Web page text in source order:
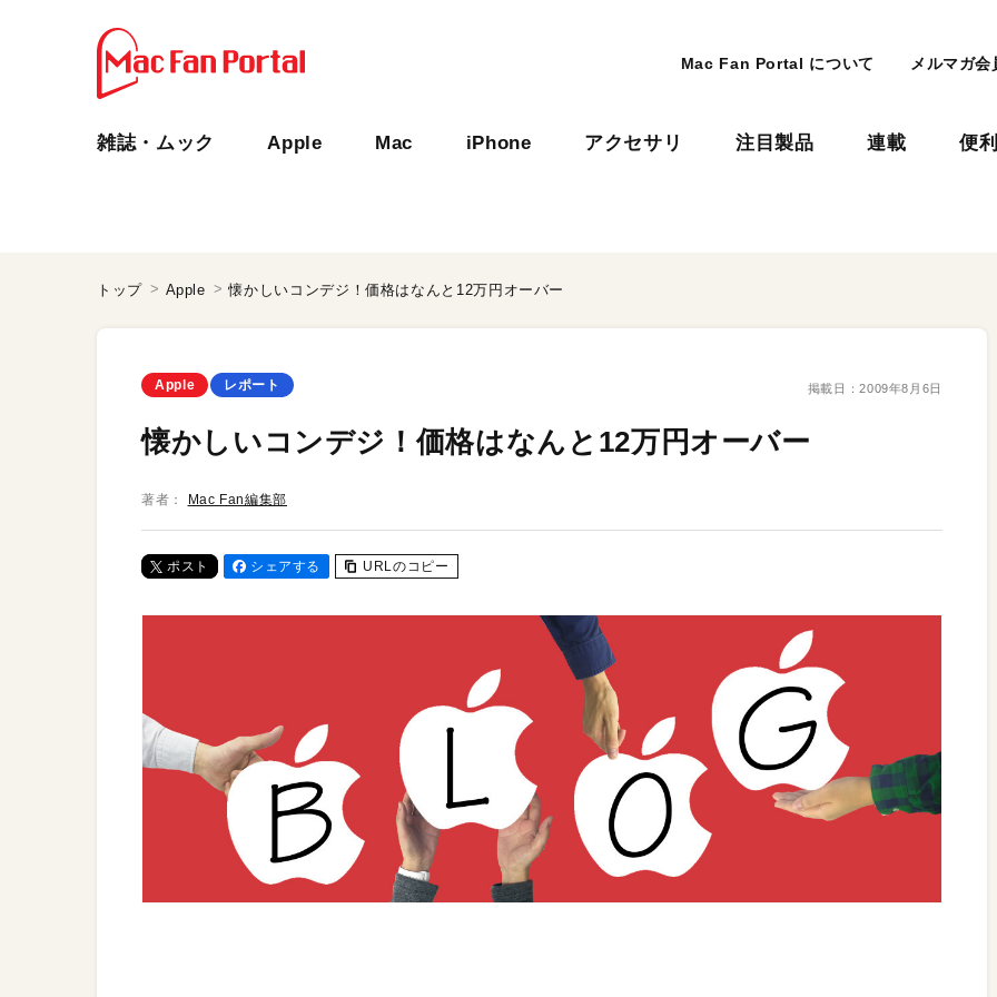
Mac Fan Portal について メルマガ会
雑誌・ムック Apple Mac iPhone アクセサリ 注目製品 連載 便
トップ Apple 懐かしいコンデジ！価格はなんと12万円オーバー
Apple レポート 掲載日：2009年8月6日
懐かしいコンデジ！価格はなんと12万円オーバー
著者： Mac Fan編集部
ポスト シェアする URLのコピー